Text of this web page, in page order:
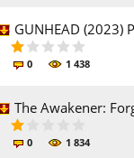
GUNHEAD (2023)
0 1 438
The Awakener:
0 1 834